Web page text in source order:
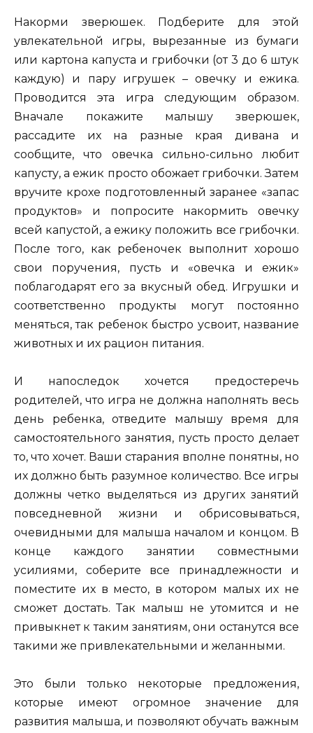
Накорми зверюшек. Подберите для этой
увлекательной игры, вырезанные из бумаги
или картона капуста и грибочки (от 3 до 6 штук
каждую) и пару игрушек – овечку и ежика.
Проводится эта игра следующим образом.
Вначале покажите малышу зверюшек,
рассадите их на разные края дивана и
сообщите, что овечка сильно-сильно любит
капусту, а ежик просто обожает грибочки. Затем
вручите крохе подготовленный заранее «запас
продуктов» и попросите накормить овечку
всей капустой, а ежику положить все грибочки.
После того, как ребеночек выполнит хорошо
свои поручения, пусть и «овечка и ежик»
поблагодарят его за вкусный обед. Игрушки и
соответственно продукты могут постоянно
меняться, так ребенок быстро усвоит, название
животных и их рацион питания.
И напоследок хочется предостеречь
родителей, что игра не должна наполнять весь
день ребенка, отведите малышу время для
самостоятельного занятия, пусть просто делает
то, что хочет. Ваши старания вполне понятны, но
их должно быть разумное количество. Все игры
должны четко выделяться из других занятий
повседневной жизни и обрисовываться,
очевидными для малыша началом и концом. В
конце каждого занятии совместными
усилиями, соберите все принадлежности и
поместите их в место, в котором малых их не
сможет достать. Так малыш не утомится и не
привыкнет к таким занятиям, они останутся все
такими же привлекательными и желанными.
Это были только некоторые предложения,
которые имеют огромное значение для
развития малыша, и позволяют обучать важным